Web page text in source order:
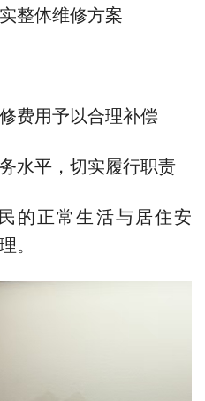
整体维修方案
费用予以合理补偿
水平，切实履行职责
的正常生活与居住安
。